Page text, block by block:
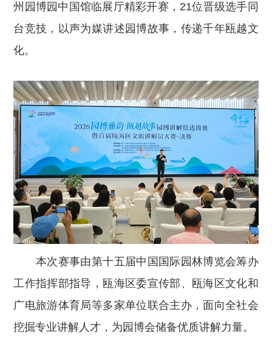
州园博园中国馆临展厅精彩开赛，21位晋级选手同
台竞技，以声为媒讲述园博故事，传递千年瓯越文
化。
本次赛事由第十五届中国国际园林博览会筹办
工作指挥部指导，瓯海区委宣传部、瓯海区文化和
广电旅游体育局等多家单位联合主办，面向全社会
挖掘专业讲解人才，为园博会储备优质讲解力量。